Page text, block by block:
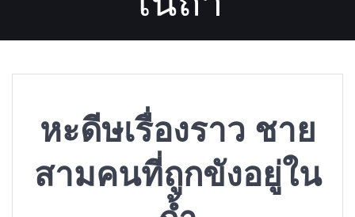
หะดีษเรื่องราว ชาย
สามคนที่ถูกขังอยู่ใน